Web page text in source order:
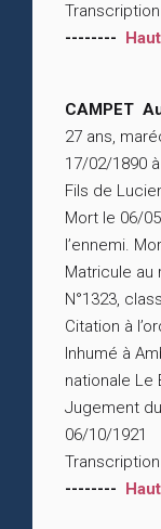
--------
CAMPET
27 ans,
17/02/1890
Fils de
Mort le 06/
l’ennemi.
Matricule au
N°1323,
Citation à
Inhumé à
nationale Le
Jugement
06/10/1921
--------